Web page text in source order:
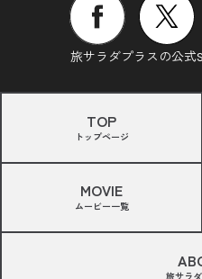
旅サラダプラスの公式
TOP
トップページ
MOVIE
ムービー一覧
旅サラ